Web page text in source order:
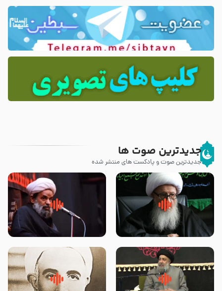
جدیدترین صوت ها
جدیدترین صوت و پادکست های منتشر شده
زوّار اربعین امام حسین (علیه
السلام) با این اشتیاق به زیارت
روضه جانسوز پاره های جگر امام
حسن مجتبی علیه السلام-حجت